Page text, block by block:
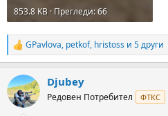
853.8 KB · Прегледи: 66
R
e
c
t
i
GPavlova, petkof, hristoss и 5 други
Djubey
Редовен Потребител ФТКС